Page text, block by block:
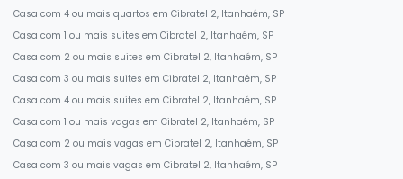
Casa com 4 ou mais quartos em Cibratel 2, Itanhaém, SP
Casa com 1 ou mais suites em Cibratel 2, Itanhaém, SP
Casa com 2 ou mais suites em Cibratel 2, Itanhaém, SP
Casa com 3 ou mais suites em Cibratel 2, Itanhaém, SP
Casa com 4 ou mais suites em Cibratel 2, Itanhaém, SP
Casa com 1 ou mais vagas em Cibratel 2, Itanhaém, SP
Casa com 2 ou mais vagas em Cibratel 2, Itanhaém, SP
Casa com 3 ou mais vagas em Cibratel 2, Itanhaém, SP